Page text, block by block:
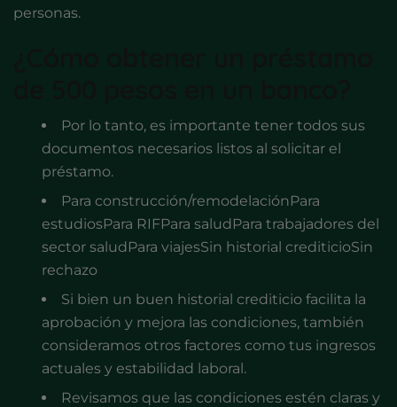
personas.
Por lo tanto, es importante tener todos sus
documentos necesarios listos al solicitar el
préstamo.
Para construcción/remodelaciónPara
estudiosPara RIFPara saludPara trabajadores del
sector saludPara viajesSin historial crediticioSin
rechazo
Si bien un buen historial crediticio facilita la
aprobación y mejora las condiciones, también
consideramos otros factores como tus ingresos
actuales y estabilidad laboral.
Revisamos que las condiciones estén claras y